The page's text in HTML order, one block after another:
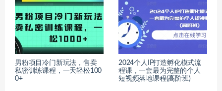
男粉项目冷门新玩法，售卖
私密训练课程，一天轻松100
0+
2024个人IP打造孵化模式流
程课，一套最为完整的个人
短视频落地课程(高阶班)